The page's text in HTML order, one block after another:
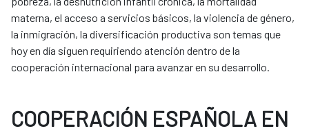
materna, el acceso a servicios básicos, la violencia de género,
la inmigración, la diversificación productiva son temas que
hoy en día siguen requiriendo atención dentro de la
cooperación internacional para avanzar en su desarrollo.
COOPERACIÓN ESPAÑOLA EN